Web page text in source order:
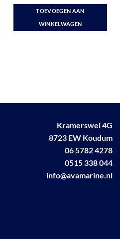
TOEVOEGEN AAN
WINKELWAGEN
Kramerswei 4G
8723 EW Koudum
06 5782 4278
0515 338 044
info@avamarine.nl